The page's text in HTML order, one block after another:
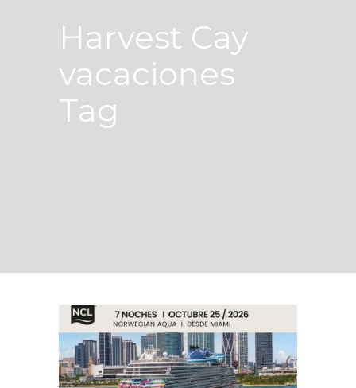
Harvest Cay
vacaciones
Tag